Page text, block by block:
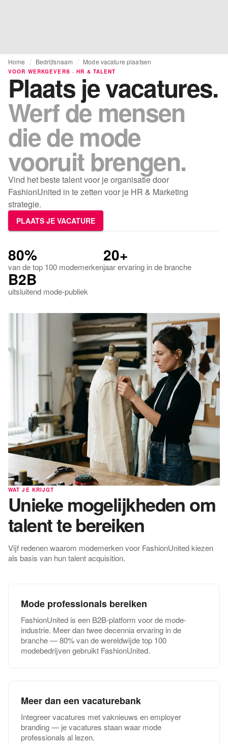
Home Bedrijfsnaam Mode vacature plaatsen
VOOR WERKGEVERS · HR & TALENT
Plaats je vacatures.
Werf de mensen
die de mode
vooruit brengen.
Vind het beste talent voor je organisatie door
FashionUnited in te zetten voor je HR & Marketing
strategie.
PLAATS JE VACATURE
80%
van de top 100 modemerken
20+
jaar ervaring in de branche
B2B
uitsluitend mode-publiek
WAT JE KRIJGT
Unieke mogelijkheden om
talent te bereiken
Vijf redenen waarom modemerken voor FashionUnited kiezen
als basis van hun talent acquisition.
Mode professionals bereiken
FashionUnited is een B2B-platform voor de mode-
industrie. Meer dan twee decennia ervaring in de
branche — 80% van de wereldwijde top 100
modebedrijven gebruikt FashionUnited.
Meer dan een vacaturebank
Integreer vacatures met vaknieuws en employer
branding — je vacatures staan waar mode
professionals al lezen.